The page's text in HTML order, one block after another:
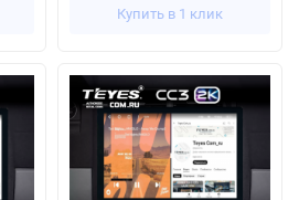
Купить в 1 клик